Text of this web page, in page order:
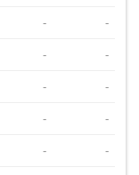
- -
- -
- -
- -
- -